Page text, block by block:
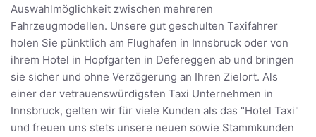
Auswahlmöglichkeit zwischen mehreren
Fahrzeugmodellen. Unsere gut geschulten Taxifahrer
holen Sie pünktlich am Flughafen in Innsbruck oder von
ihrem Hotel in Hopfgarten in Defereggen ab und bringen
sie sicher und ohne Verzögerung an Ihren Zielort. Als
einer der vetrauenswürdigsten Taxi Unternehmen in
Innsbruck, gelten wir für viele Kunden als das "Hotel Taxi"
und freuen uns stets unsere neuen sowie Stammkunden